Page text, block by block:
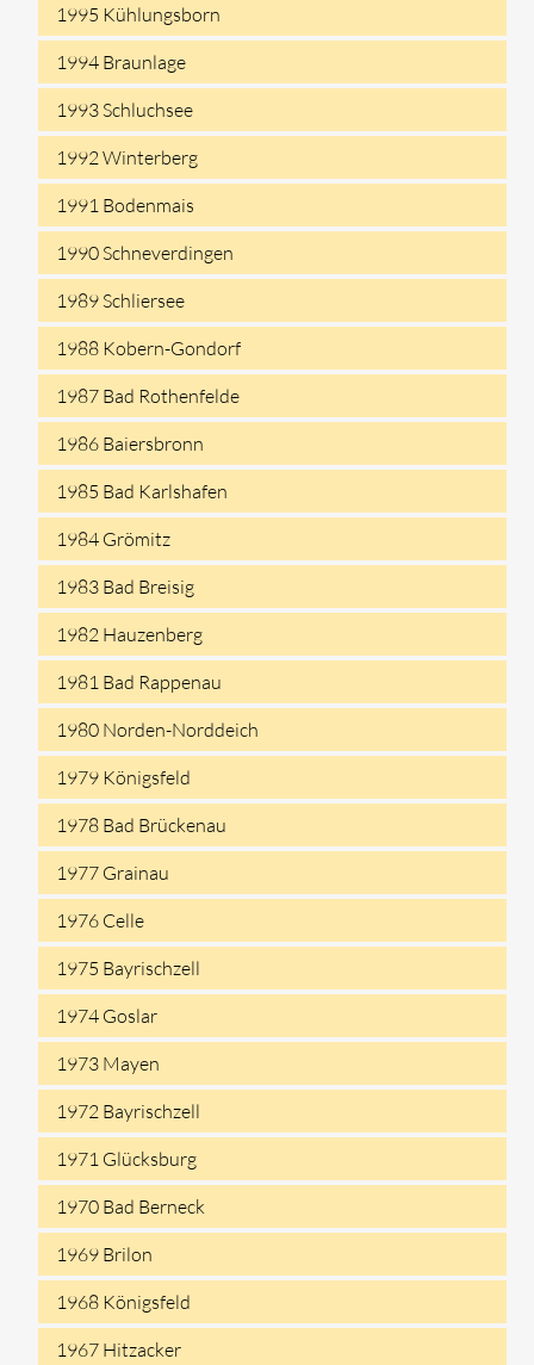
1995 Kühlungsborn
1994 Braunlage
1993 Schluchsee
1992 Winterberg
1991 Bodenmais
1990 Schneverdingen
1989 Schliersee
1988 Kobern-Gondorf
1987 Bad Rothenfelde
1986 Baiersbronn
1985 Bad Karlshafen
1984 Grömitz
1983 Bad Breisig
1982 Hauzenberg
1981 Bad Rappenau
1980 Norden-Norddeich
1979 Königsfeld
1978 Bad Brückenau
1977 Grainau
1976 Celle
1975 Bayrischzell
1974 Goslar
1973 Mayen
1972 Bayrischzell
1971 Glücksburg
1970 Bad Berneck
1969 Brilon
1968 Königsfeld
1967 Hitzacker